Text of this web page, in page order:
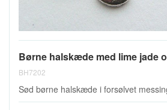
Børne halskæde med lime jade
BH7202
Sød børne halskæde i forsølvet